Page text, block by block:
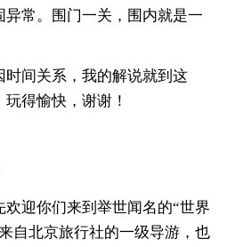
常。围门一关，围内就是一
间关系，我的解说就到这
得愉快，谢谢！
迎你们来到举世闻名的“世界
自北京旅行社的一级导游，也